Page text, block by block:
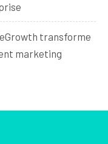
transforme
marketing